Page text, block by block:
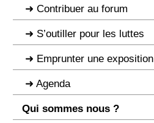
Contribuer au forum
S’outiller pour les luttes
Emprunter une exposition
Agenda
Qui sommes nous ?